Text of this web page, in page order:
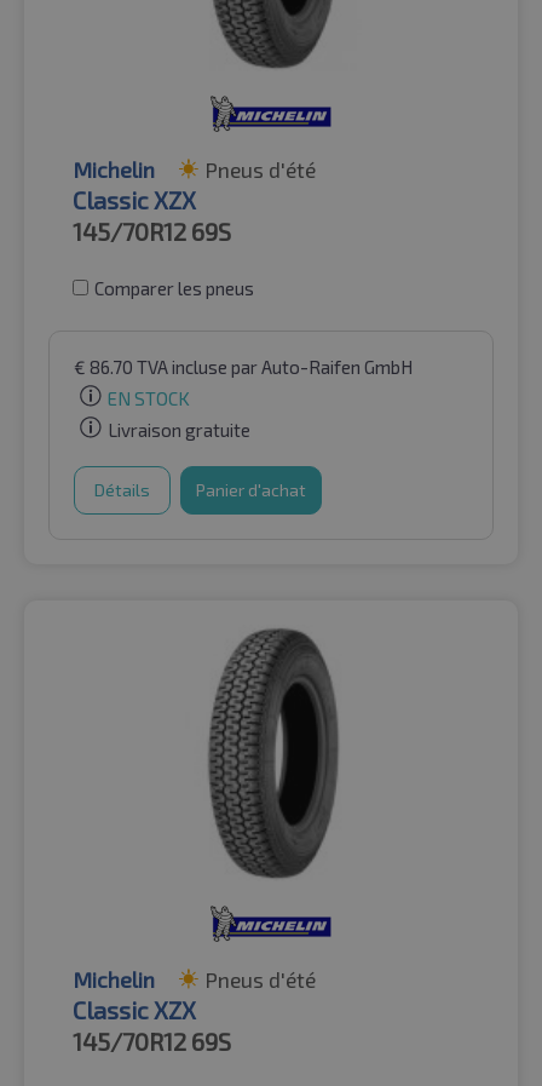
Michelin Pneus d'été
Classic XZX
145/70R12 69S
Comparer les pneus
€ 86.70 TVA incluse par Auto-Raifen GmbH
EN STOCK
Livraison gratuite
Détails Panier d'achat
Michelin Pneus d'été
Classic XZX
145/70R12 69S